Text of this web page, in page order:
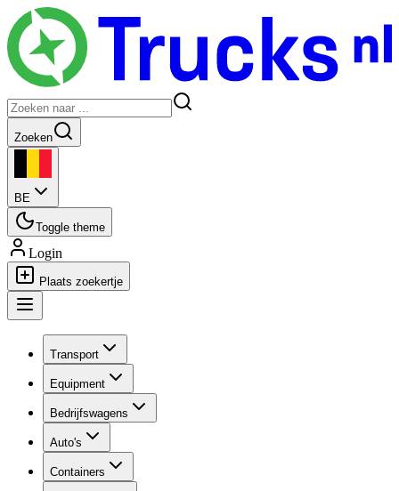
Zoeken
BE
Toggle theme
Login
Plaats zoekertje
Transport
Equipment
Bedrijfswagens
Auto's
Containers